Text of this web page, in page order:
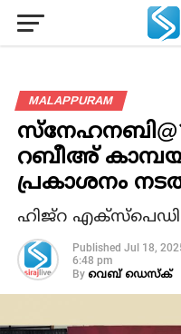
MALAPPURAM
റബീഅ്
പ്രകാശനം
ഹിജ്‌റ
Published Jul 18,
6:48 pm
By വെബ് ഡെസ്‌ക്